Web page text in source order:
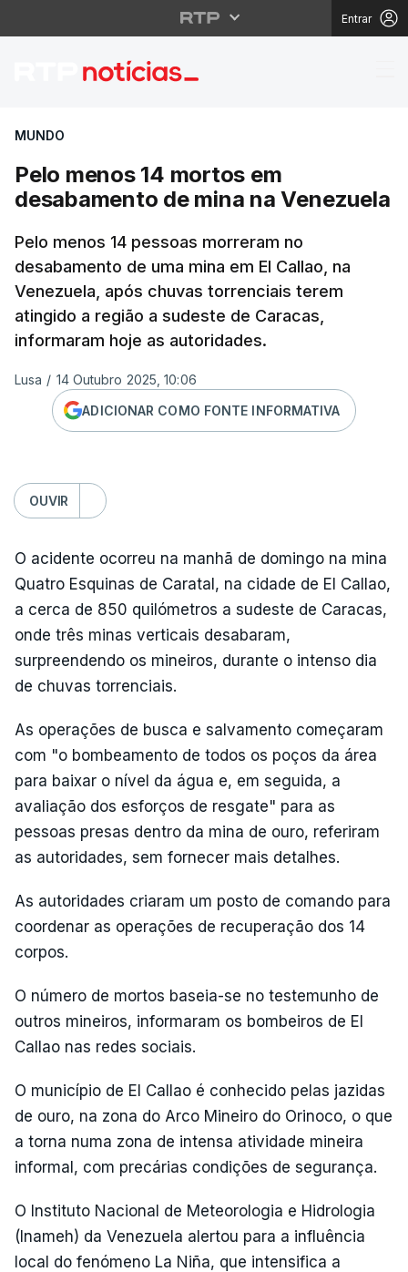
Entrar
Pelo menos 14
MUNDO
Pelo menos 14 mortos em
desabamento de mina na Venezuela
Pelo menos 14 pessoas morreram no
desabamento de uma mina em El Callao, na
Venezuela, após chuvas torrenciais terem
atingido a região a sudeste de Caracas,
informaram hoje as autoridades.
Lusa / 14 Outubro 2025, 10:06
ADICIONAR COMO FONTE INFORMATIVA
OUVIR
O acidente ocorreu na manhã de domingo na mina
Quatro Esquinas de Caratal, na cidade de El Callao,
a cerca de 850 quilómetros a sudeste de Caracas,
onde três minas verticais desabaram,
surpreendendo os mineiros, durante o intenso dia
de chuvas torrenciais.
As operações de busca e salvamento começaram
com "o bombeamento de todos os poços da área
para baixar o nível da água e, em seguida, a
avaliação dos esforços de resgate" para as
pessoas presas dentro da mina de ouro, referiram
as autoridades, sem fornecer mais detalhes.
As autoridades criaram um posto de comando para
coordenar as operações de recuperação dos 14
corpos.
O número de mortos baseia-se no testemunho de
outros mineiros, informaram os bombeiros de El
Callao nas redes sociais.
O município de El Callao é conhecido pelas jazidas
de ouro, na zona do Arco Mineiro do Orinoco, o que
a torna numa zona de intensa atividade mineira
informal, com precárias condições de segurança.
O Instituto Nacional de Meteorologia e Hidrologia
(Inameh) da Venezuela alertou para a influência
local do fenómeno La Niña, que intensifica a